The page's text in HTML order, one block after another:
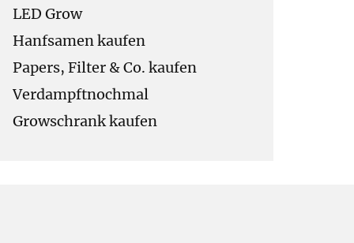
LED Grow
Hanfsamen kaufen
Papers, Filter & Co. kaufen
Verdampftnochmal
Growschrank kaufen